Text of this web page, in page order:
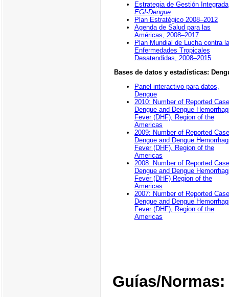
Estrategia de Gestión Integrada
EGI-Dengue
Plan Estratégico 2008–2012
Agenda de Salud para las
Américas, 2008–2017
Plan Mundial de Lucha contra
Enfermedades Tropicales
Desatendidas, 2008–2015
Bases de datos y estadísticas:
Panel interactivo para datos,
Dengue
2010: Number of Reported
Dengue and Dengue
Fever (DHF), Region of the
Americas
2009: Number of Reported
Dengue and Dengue
Fever (DHF), Region of the
Americas
2008: Number of Reported
Dengue and Dengue
Fever (DHF) Region of the
Americas
2007: Number of Reported
Dengue and Dengue
Fever (DHF), Region of the
Americas
Guías/Normas: